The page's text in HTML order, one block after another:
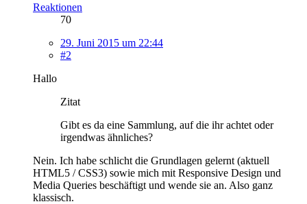
Reaktionen
70
29. Juni 2015 um 22:44
#2
Hallo
Zitat
Gibt es da eine Sammlung, auf die ihr achtet oder
irgendwas ähnliches?
Nein. Ich habe schlicht die Grundlagen gelernt (aktuell
HTML5 / CSS3) sowie mich mit Responsive Design und
Media Queries beschäftigt und wende sie an. Also ganz
klassisch.